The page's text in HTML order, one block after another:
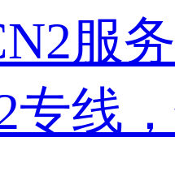
服
专线